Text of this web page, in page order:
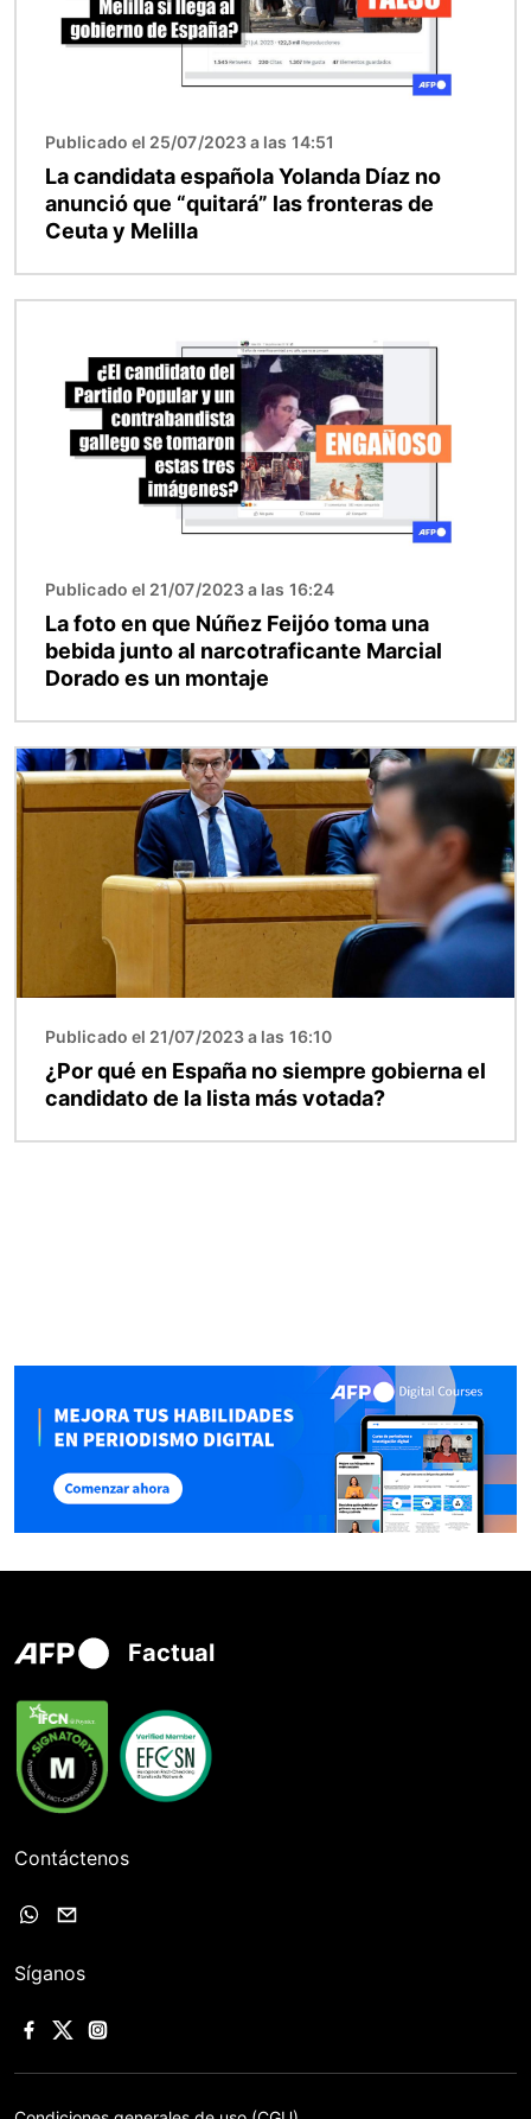
Publicado el 25/07/2023 a las 14:51
La candidata española Yolanda Díaz no
anunció que “quitará” las fronteras de
Ceuta y Melilla
Publicado el 21/07/2023 a las 16:24
La foto en que Núñez Feijóo toma una
bebida junto al narcotraficante Marcial
Dorado es un montaje
Imagen
Publicado el 21/07/2023 a las 16:10
¿Por qué en España no siempre gobierna el
candidato de la lista más votada?
Factual
Contáctenos
Síganos